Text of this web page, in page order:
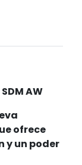
AW
ofrece
y un poder